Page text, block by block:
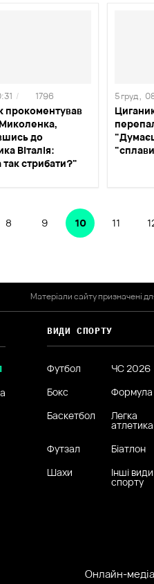
прокоментував
до
Віталія:
стрибати?"
/ 1796 5 груд ,
8 9 10 11
Матеріали сайту призначені
ВИДИ СПОРТУ
Футбол ЧС 2026
Бокс
Формула
Баскетбол
Легка
атлетика
Футзал Біатлон
Шахи
Інші види
спорту
Онлайн-